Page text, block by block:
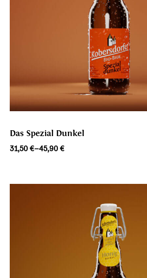
Das Spezial Dunkel
31,50 €–45,90 €
Preisspanne:
45,90 €